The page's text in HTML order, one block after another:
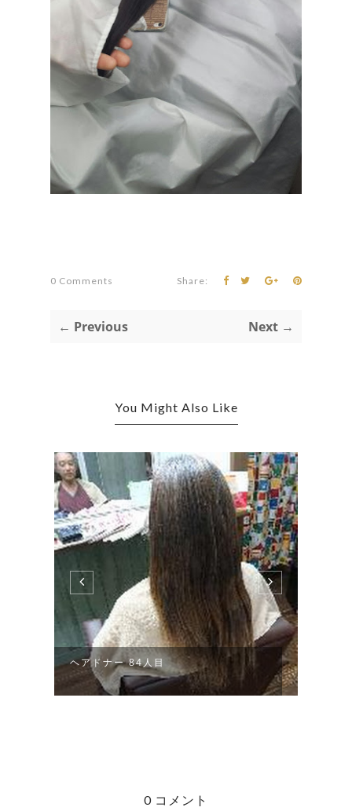
0 Comments Share:
← Previous Next →
You Might Also Like
ヘアドナー 84人目
0 コメント